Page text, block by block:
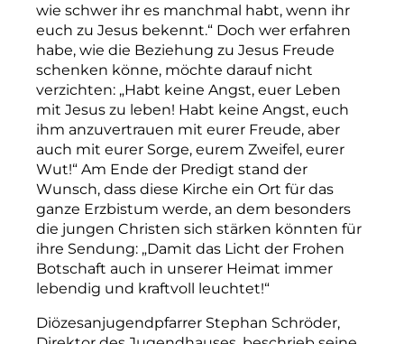
wie schwer ihr es manchmal habt, wenn ihr
euch zu Jesus bekennt.“ Doch wer erfahren
habe, wie die Beziehung zu Jesus Freude
schenken könne, möchte darauf nicht
verzichten: „Habt keine Angst, euer Leben
mit Jesus zu leben! Habt keine Angst, euch
ihm anzuvertrauen mit eurer Freude, aber
auch mit eurer Sorge, eurem Zweifel, eurer
Wut!“ Am Ende der Predigt stand der
Wunsch, dass diese Kirche ein Ort für das
ganze Erzbistum werde, an dem besonders
die jungen Christen sich stärken könnten für
ihre Sendung: „Damit das Licht der Frohen
Botschaft auch in unserer Heimat immer
lebendig und kraftvoll leuchtet!“
Diözesanjugendpfarrer Stephan Schröder,